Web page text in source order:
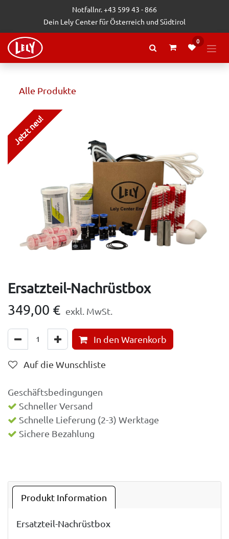
Zum Inhalt springenNotfallnr. +43 599 43 - 866
Dein Lely Center für Österreich und Südtirol
0
Alle Produkte
Jetzt neu!
Ersatzteil-Nachrüstbox
349,00 € exkl. MwSt.
In den Warenkorb
Auf die Wunschliste
Geschäftsbedingungen
Schneller Versand
Schnelle Lieferung (2-3) Werktage
Sichere Bezahlung
Produkt Information
Ersatzteil-Nachrüstbox